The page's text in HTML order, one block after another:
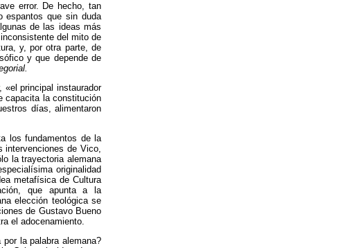
error. De hecho, tan
espantos que sin duda
de las ideas más
del mito de
y, por otra parte, de
y que depende de
«el principal instaurador
capacita la constitución
días, alimentaron
los fundamentos de la
intervenciones de Vico,
la trayectoria alemana
originalidad
metafísica de Cultura
que apunta a la
elección teológica se
de Gustavo Bueno
el adocenamiento.
la palabra alemana?